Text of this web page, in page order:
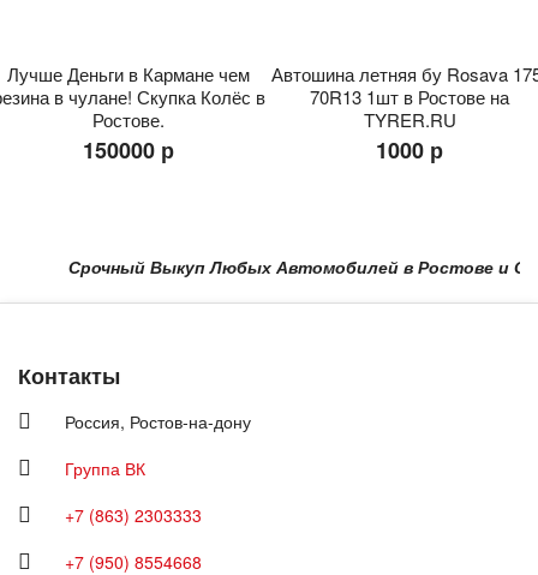
Лучше Деньги в Кармане чем
в чулане! Скупка Колёс в
Ростове.
150000 р
Автошина летняя бу Rosava
70R13 1шт в Ростове на
TYRER.RU
1000 р
Срочный Выкуп Любых Автомобилей в Ростове и
Контакты
Россия, Ростов-на-дону
Группа ВК
+7 (863) 2303333
+7 (950) 8554668